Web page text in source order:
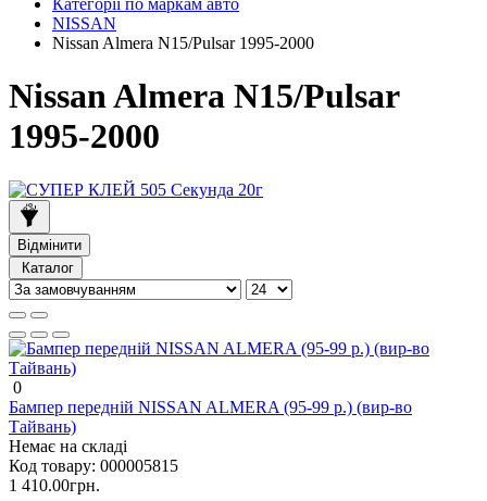
Категорії по маркам авто
NISSAN
Nissan Almera N15/Pulsar 1995-2000
Nissan Almera N15/Pulsar
1995-2000
Відмінити
Каталог
0
Бампер передній NISSAN ALMERA (95-99 р.) (вир-во
Тайвань)
Немає на складі
Код товару: 000005815
1 410.00грн.